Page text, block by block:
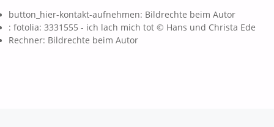
button_hier-kontakt-aufnehmen: Bildrechte beim Autor
: fotolia: 3331555 - ich lach mich tot © Hans und Christa Ede
Rechner: Bildrechte beim Autor